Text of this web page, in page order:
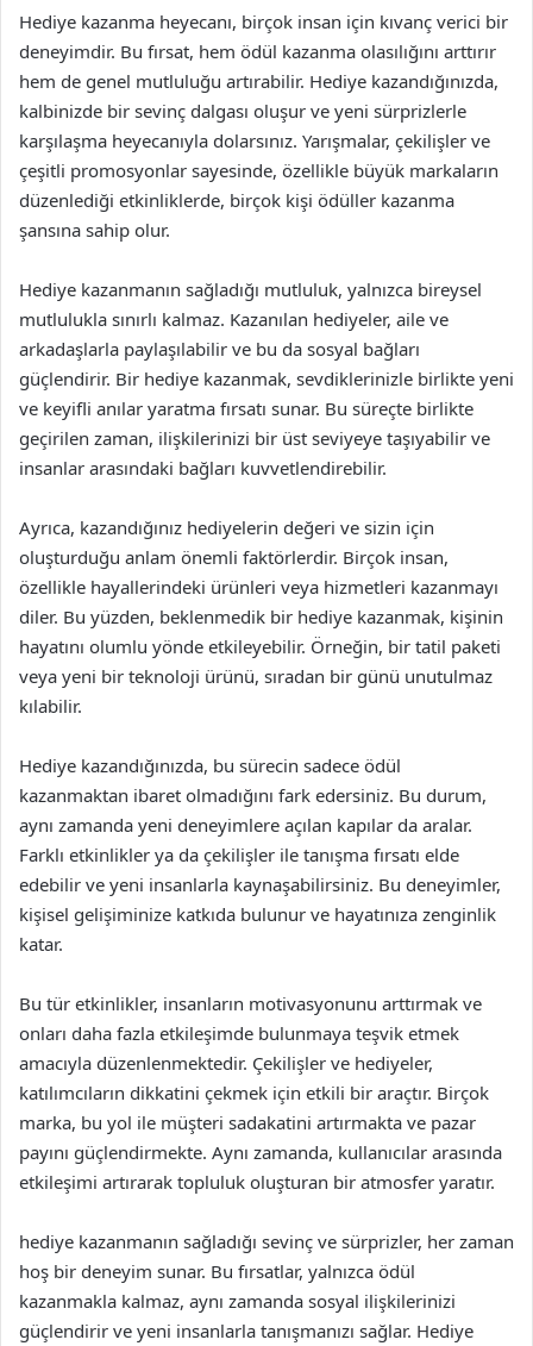
Hediye kazanma heyecanı, birçok insan için kıvanç verici bir
deneyimdir. Bu fırsat, hem ödül kazanma olasılığını arttırır
hem de genel mutluluğu artırabilir. Hediye kazandığınızda,
kalbinizde bir sevinç dalgası oluşur ve yeni sürprizlerle
karşılaşma heyecanıyla dolarsınız. Yarışmalar, çekilişler ve
çeşitli promosyonlar sayesinde, özellikle büyük markaların
düzenlediği etkinliklerde, birçok kişi ödüller kazanma
şansına sahip olur.
Hediye kazanmanın sağladığı mutluluk, yalnızca bireysel
mutlulukla sınırlı kalmaz. Kazanılan hediyeler, aile ve
arkadaşlarla paylaşılabilir ve bu da sosyal bağları
güçlendirir. Bir hediye kazanmak, sevdiklerinizle birlikte yeni
ve keyifli anılar yaratma fırsatı sunar. Bu süreçte birlikte
geçirilen zaman, ilişkilerinizi bir üst seviyeye taşıyabilir ve
insanlar arasındaki bağları kuvvetlendirebilir.
Ayrıca, kazandığınız hediyelerin değeri ve sizin için
oluşturduğu anlam önemli faktörlerdir. Birçok insan,
özellikle hayallerindeki ürünleri veya hizmetleri kazanmayı
diler. Bu yüzden, beklenmedik bir hediye kazanmak, kişinin
hayatını olumlu yönde etkileyebilir. Örneğin, bir tatil paketi
veya yeni bir teknoloji ürünü, sıradan bir günü unutulmaz
kılabilir.
Hediye kazandığınızda, bu sürecin sadece ödül
kazanmaktan ibaret olmadığını fark edersiniz. Bu durum,
aynı zamanda yeni deneyimlere açılan kapılar da aralar.
Farklı etkinlikler ya da çekilişler ile tanışma fırsatı elde
edebilir ve yeni insanlarla kaynaşabilirsiniz. Bu deneyimler,
kişisel gelişiminize katkıda bulunur ve hayatınıza zenginlik
katar.
Bu tür etkinlikler, insanların motivasyonunu arttırmak ve
onları daha fazla etkileşimde bulunmaya teşvik etmek
amacıyla düzenlenmektedir. Çekilişler ve hediyeler,
katılımcıların dikkatini çekmek için etkili bir araçtır. Birçok
marka, bu yol ile müşteri sadakatini artırmakta ve pazar
payını güçlendirmekte. Aynı zamanda, kullanıcılar arasında
etkileşimi artırarak topluluk oluşturan bir atmosfer yaratır.
hediye kazanmanın sağladığı sevinç ve sürprizler, her zaman
hoş bir deneyim sunar. Bu fırsatlar, yalnızca ödül
kazanmakla kalmaz, aynı zamanda sosyal ilişkilerinizi
güçlendirir ve yeni insanlarla tanışmanızı sağlar. Hediye